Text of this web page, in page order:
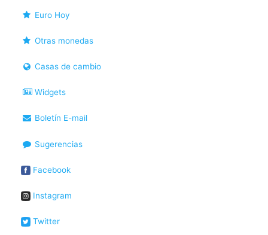
Euro Hoy
Otras monedas
Casas de cambio
Widgets
Boletín E-mail
Sugerencias
Facebook
Instagram
Twitter